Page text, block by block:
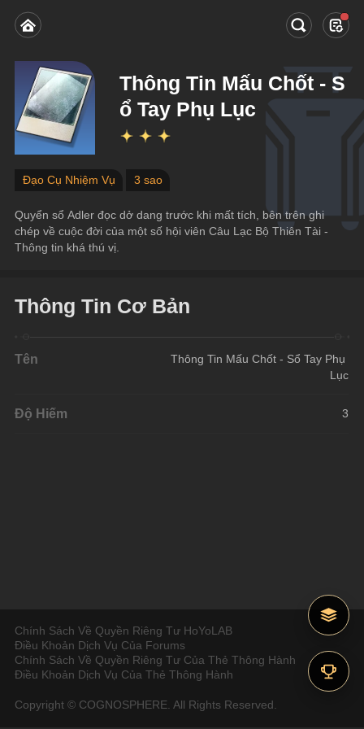
Thông Tin Mấu Chốt - S
ổ Tay Phụ Lục
Đạo Cụ Nhiệm Vụ 3 sao
Quyển sổ Adler đọc dở dang trước khi mất tích, bên trên ghi
chép về cuộc đời của một số hội viên Câu Lạc Bộ Thiên Tài -
Thông tin khá thú vị.
Thông Tin Cơ Bản
Tên
Thông Tin Mấu Chốt - Sổ Tay Phụ
Lục
Độ Hiếm 3
Chính Sách Về Quyền Riêng Tư HoYoLAB
Điều Khoản Dịch Vụ Của Forums
Chính Sách Về Quyền Riêng Tư Của Thẻ Thông Hành
Điều Khoản Dịch Vụ Của Thẻ Thông Hành
Copyright © COGNOSPHERE. All Rights Reserved.